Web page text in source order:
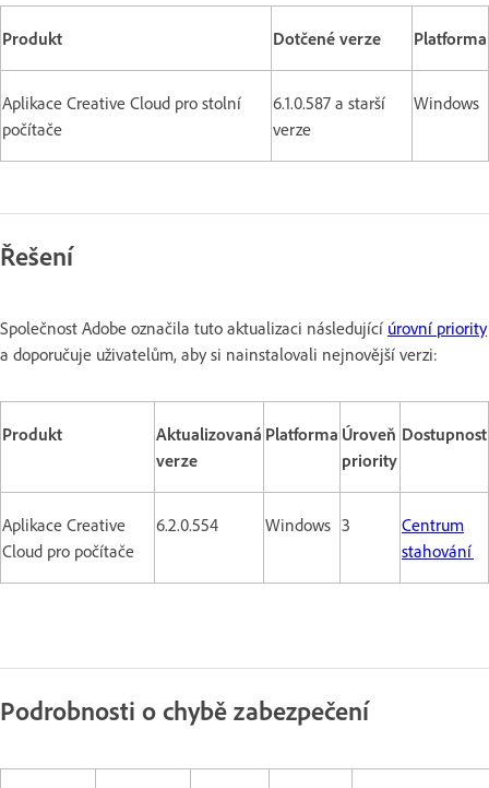
Produkt Dotčené verze Platforma
Aplikace Creative Cloud pro stolní
počítače
6.1.0.587 a starší
verze
Windows
Řešení
Společnost Adobe označila tuto aktualizaci následující úrovní priority
a doporučuje uživatelům, aby si nainstalovali nejnovější verzi:
Produkt
Aktualizovaná
verze
Platforma Úroveň
priority
Dostupnost
Aplikace Creative
Cloud pro počítače
6.2.0.554 Windows 3
Centrum
stahování
Podrobnosti o chybě zabezpečení